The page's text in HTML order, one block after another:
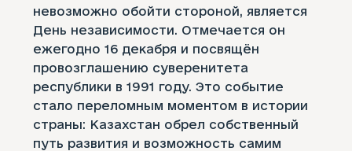
невозможно обойти стороной, является
День независимости. Отмечается он
ежегодно 16 декабря и посвящён
провозглашению суверенитета
республики в 1991 году. Это событие
стало переломным моментом в истории
страны: Казахстан обрел собственный
путь развития и возможность самим